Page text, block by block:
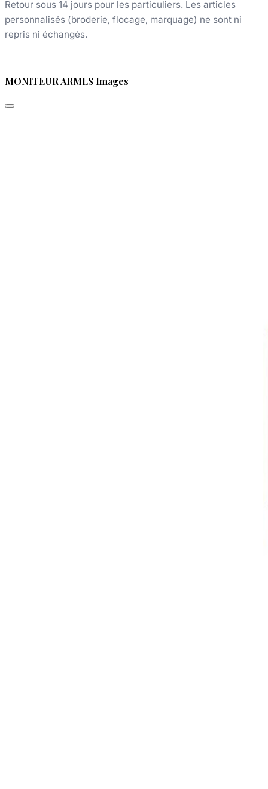
Retour sous 14 jours pour les particuliers. Les articles
personnalisés (broderie, flocage, marquage) ne sont ni
repris ni échangés.
MONITEUR ARMES Images